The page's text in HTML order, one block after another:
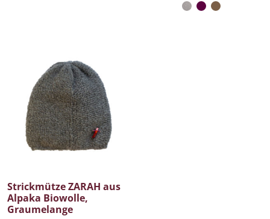
Strickmütze ZARAH aus
Alpaka Biowolle,
Graumelange